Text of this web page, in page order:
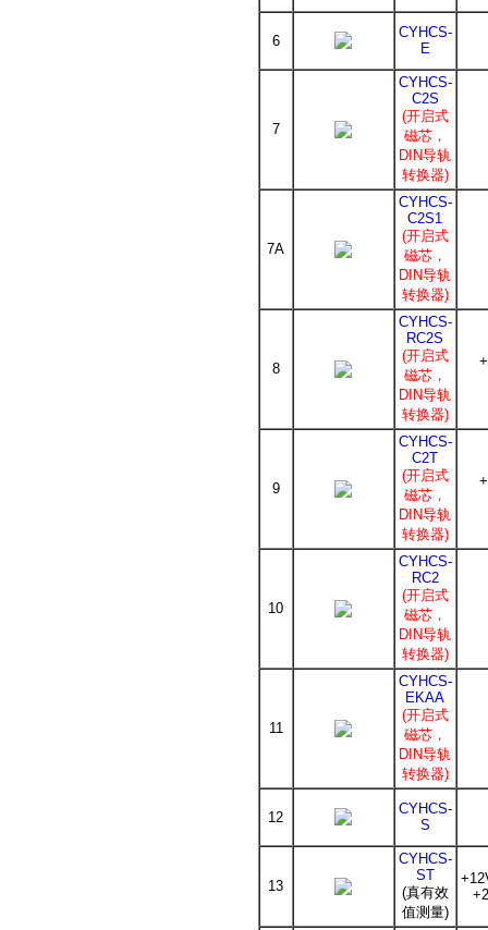
6
CYHCS-
E
7
CYHCS-
C2S
(开启式
磁芯，
DIN导轨
转换器)
7A
CYHCS-
C2S1
(开启式
磁芯，
DIN导轨
转换器)
8
CYHCS-
RC2S
(开启式
磁芯，
DIN导轨
转换器)
9
CYHCS-
C2T
(开启式
磁芯，
DIN导轨
转换器)
10
CYHCS-
RC2
(开启式
磁芯，
DIN导轨
转换器)
11
CYHCS-
EKAA
(开启式
磁芯，
DIN导轨
转换器)
12
CYHCS-
S
13
CYHCS-
ST
(真有效
值测量)